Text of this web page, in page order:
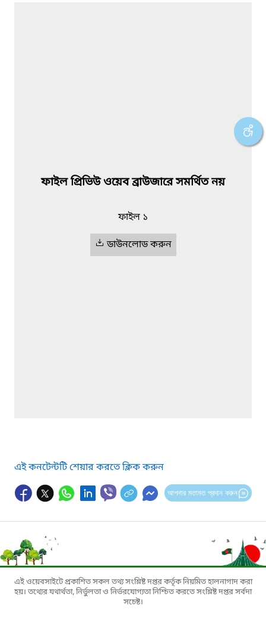
ফাইল প্রিভিউ ওয়েব ব্রাউজারে সমর্থিত নয়
ফাইল ১
ডাউনলোড করুন
এই কনটেন্টটি শেয়ার করতে ক্লিক করুন
আপনার মতামত প্রদান করুন
এই ওয়েবসাইটে প্রকাশিত সকল তথ্য সংশ্লিষ্ট দপ্তর কর্তৃক নিয়মিত হালনাগাদ করা
হয়। তথ্যের যথার্থতা, নির্ভুলতা ও নির্ভরযোগ্যতা নিশ্চিত করতে সংশ্লিষ্ট দপ্তর সর্বদা
সচেষ্ট।